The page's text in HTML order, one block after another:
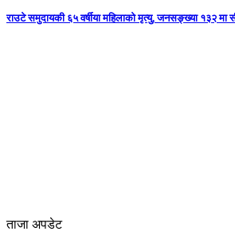
राउटे समुदायकी ६५ वर्षीया महिलाको मृत्यु, जनसङ्ख्या १३२ मा
ताजा अपडेट